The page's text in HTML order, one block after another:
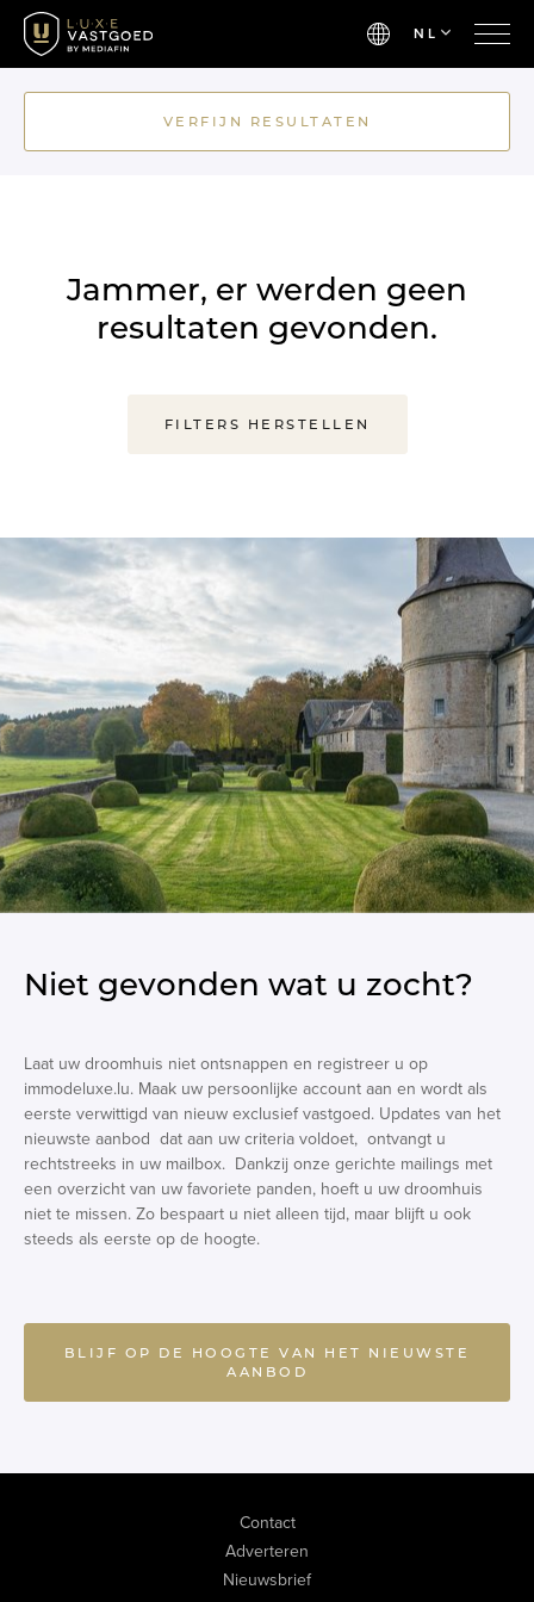
NL
VERFIJN RESULTATEN
Jammer, er werden geen
resultaten gevonden.
FILTERS HERSTELLEN
Niet gevonden wat u zocht?
Laat uw droomhuis niet ontsnappen en registreer u op
immodeluxe.lu. Maak uw persoonlijke account aan en wordt als
eerste verwittigd van nieuw exclusief vastgoed. Updates van het
nieuwste aanbod dat aan uw criteria voldoet, ontvangt u
rechtstreeks in uw mailbox. Dankzij onze gerichte mailings met
een overzicht van uw favoriete panden, hoeft u uw droomhuis
niet te missen. Zo bespaart u niet alleen tijd, maar blijft u ook
steeds als eerste op de hoogte.
BLIJF OP DE HOOGTE VAN HET NIEUWSTE
AANBOD
Contact
Adverteren
Nieuwsbrief